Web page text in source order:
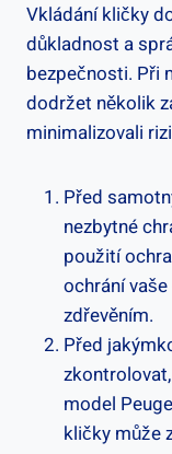
Vkládání​ kličky
důkladnost a
bezpečnosti. Při
dodržet několik
minimalizovali
Před
nezbytné
použití
ochrání
zdřevěním.
Před
model
kličky může